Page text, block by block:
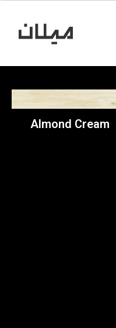
Almond Cream